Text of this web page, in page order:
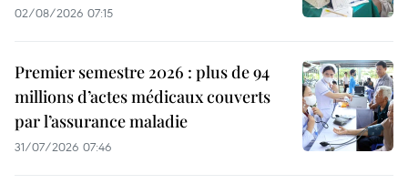
02/08/2026 07:15
Premier semestre 2026 : plus de 94
millions d’actes médicaux couverts
par l’assurance maladie
31/07/2026 07:46